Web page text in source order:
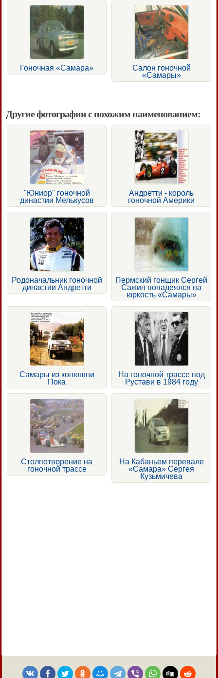
Гоночная «Самара»
Салон гоночной
«Самары»
Другие фотографии с похожим наименованием:
"Юниор" гоночной
династии Мелькусов
Андретти - король
гоночной Америки
Родоначальник гоночной
династии Андретти
Пермский гонщик Сергей
Сажин понадеялся на
юркость «Самары»
Самары из конюшни
Пока
На гоночной трассе под
Рустави в 1984 году
Столпотворение на
гоночной трассе
На Кабаньем перевале
«Самара» Сергея
Кузьмичева